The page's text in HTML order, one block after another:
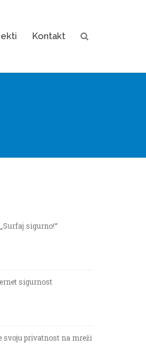
Kontakt
sigurno!“
sigurnost
svoju privatnost na mreži